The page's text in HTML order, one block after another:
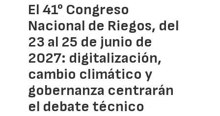
El 41° Congreso
Nacional de Riegos, del
23 al 25 de junio de
2027: digitalización,
cambio climático y
gobernanza centrarán
el debate técnico